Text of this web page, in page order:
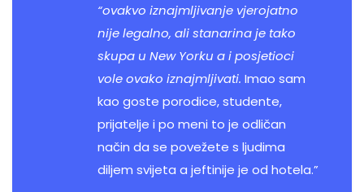
“ovakvo iznajmljivanje vjerojatno
nije legalno, ali stanarina je tako
skupa u New Yorku a i posjetioci
vole ovako iznajmljivati. Imao sam
kao goste porodice, studente,
prijatelje i po meni to je odličan
način da se povežete s ljudima
diljem svijeta a jeftinije je od hotela.”